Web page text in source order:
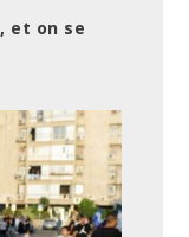
et on se